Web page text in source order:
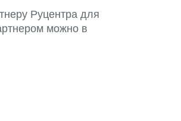
Руцентра для
можно в